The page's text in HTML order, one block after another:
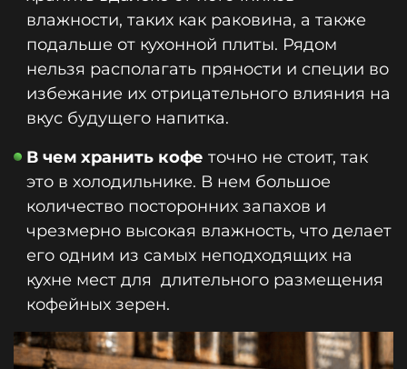
влажности, таких как раковина, а также
подальше от кухонной плиты. Рядом
нельзя располагать пряности и специи во
избежание их отрицательного влияния на
вкус будущего напитка.
В чем хранить кофе точно не стоит, так
это в холодильнике. В нем большое
количество посторонних запахов и
чрезмерно высокая влажность, что делает
его одним из самых неподходящих на
кухне мест для длительного размещения
кофейных зерен.